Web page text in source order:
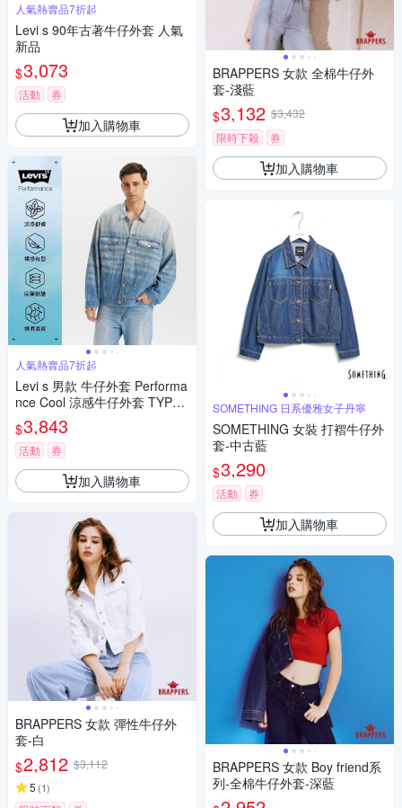
人氣熱賣品7折起
Levi s 90年古著牛仔外套 人氣
新品
$3,073
活動 券
加入購物車
人氣熱賣品7折起
Levi s 男款 牛仔外套 Performa
nce Cool 涼感牛仔外套 TYPE I
II 熱賣單品
$3,843
活動 券
加入購物車
BRAPPERS 女款 彈性牛仔外
套-白
$2,812 $3,112
5 (1)
BRAPPERS 女款 全棉牛仔外
套-淺藍
$3,132 $3,432
限時下殺
券
加入購物車
SOMETHING 日系優雅女子丹寧
SOMETHING 女裝 打褶牛仔外
套-中古藍
$3,290
活動 券
加入購物車
BRAPPERS 女款 Boy friend系
列-全棉牛仔外套-深藍